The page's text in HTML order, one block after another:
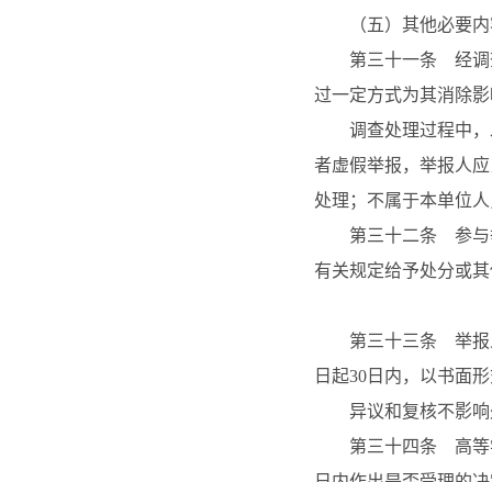
（五）其他必要内
第三十一条 经调查
过一定方式为其消除
调查处理过程中，
者虚假举报，举报人
处理；不属于本单位
第三十二条 参与举
有关规定给予处分或
第三十三条 举报人
日起30日内，以书面
异议和复核不影响
第三十四条 高等学